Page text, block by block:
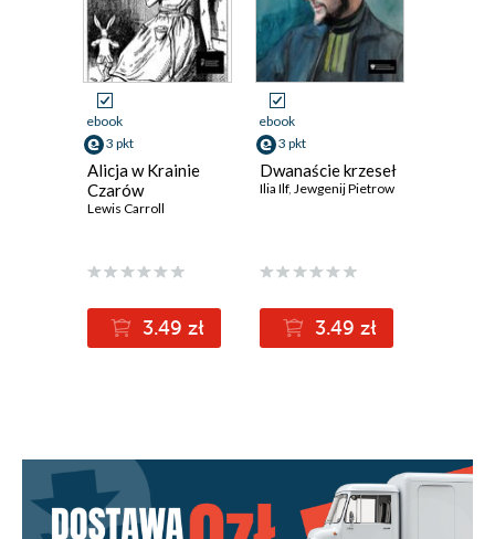
ebook
3 pkt
Alicja w Krainie
Czarów
Lewis Carroll
3.49 zł
ebook
3 pkt
Dwanaście krzeseł
Ilia Ilf, Jewgenij Pietrow
3.49 zł